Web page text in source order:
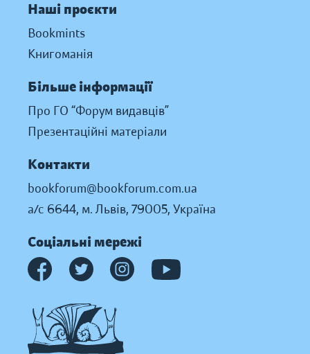
Наші проєкти
Bookmints
Книгоманія
Більше інформації
Про ГО “Форум видавців”
Презентаційні матеріали
Контакти
bookforum@bookforum.com.ua
а/с 6644, м. Львів, 79005, Україна
Соціальні мережі